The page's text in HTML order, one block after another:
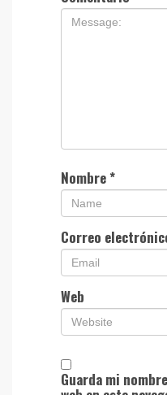
Nombre*
Correo
Web
Guarda mi